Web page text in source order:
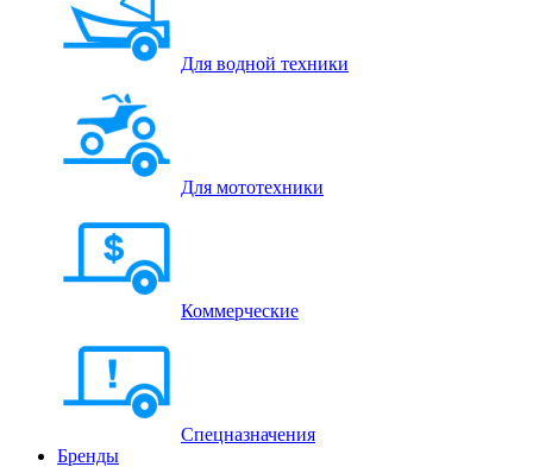
Для водной техники
Для мототехники
Коммерческие
Спецназначения
Бренды